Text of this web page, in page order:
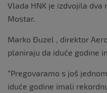
Vlada HNK je izdvojila dva
Mostar.
Marko Đuzel , direktor
planiraju da iduće godine
“Pregovaramo s još
iduće godine imali